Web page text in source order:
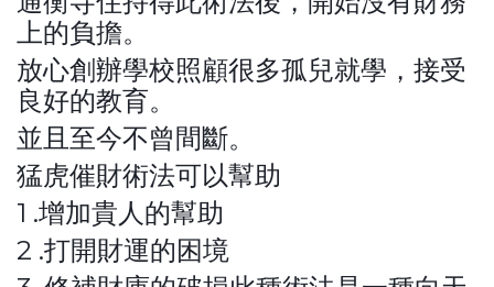
上的負擔。
放心創辦學校照顧很多孤兒就學，接受
良好的教育。
並且至今不曾間斷。
猛虎催財術法可以幫助
1 .增加貴人的幫助
2 .打開財運的困境